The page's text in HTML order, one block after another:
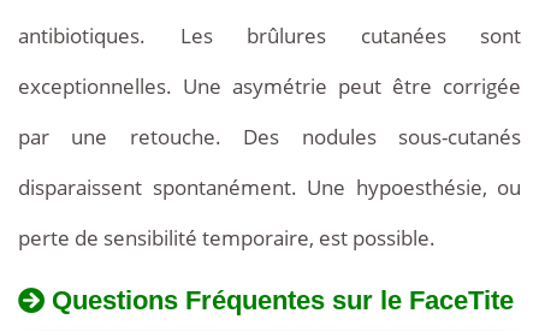
antibiotiques. Les brûlures cutanées sont
exceptionnelles. Une asymétrie peut être corrigée
par une retouche. Des nodules sous-cutanés
disparaissent spontanément. Une hypoesthésie, ou
perte de sensibilité temporaire, est possible.
La Questions Fréquentes sur le FaceTite